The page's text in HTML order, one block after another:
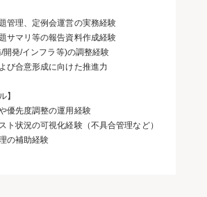
管理、定例会運営の実務経験
サマリ等の報告資料作成経験
/開発/インフラ等)の調整経験
び合意形成に向けた推進力
】
優先度調整の運用経験
ト状況の可視化経験（不具合管理など）
の補助経験